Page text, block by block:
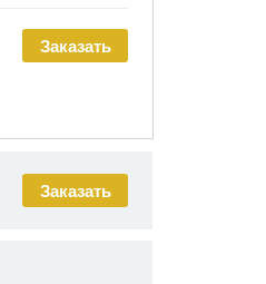
Заказать
Заказать